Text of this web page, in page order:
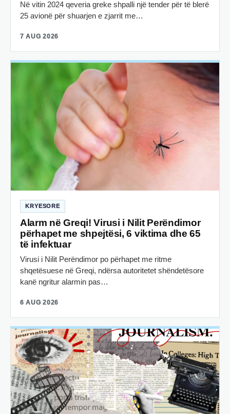
Në vitin 2024 qeveria greke shpalli një tender për të blerë
25 avionë për shuarjen e zjarrit me…
7 AUG 2026
KRYESORE
Alarm në Greqi! Virusi i Nilit Perëndimor
përhapet me shpejtësi, 6 viktima dhe 65
të infektuar
Virusi i Nilit Perëndimor po përhapet me ritme
shqetësuese në Greqi, ndërsa autoritetet shëndetësore
kanë ngritur alarmin pas…
6 AUG 2026